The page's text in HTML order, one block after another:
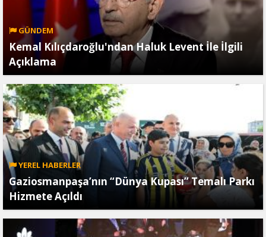
GÜNDEM
Kemal Kılıçdaroğlu'ndan Haluk Levent İle İlgili
Açıklama
YEREL HABERLER
Gaziosmanpaşa’nın “Dünya Kupası” Temalı Parkı
Hizmete Açıldı